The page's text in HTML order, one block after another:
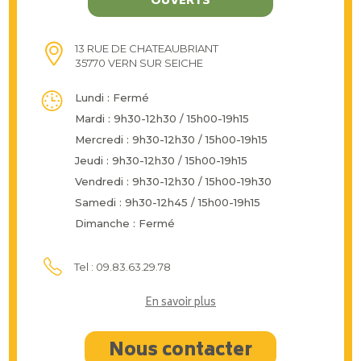
13 RUE DE CHATEAUBRIANT
35770 VERN SUR SEICHE
Lundi : Fermé
Mardi : 9h30-12h30 / 15h00-19h15
Mercredi : 9h30-12h30 / 15h00-19h15
Jeudi : 9h30-12h30 / 15h00-19h15
Vendredi : 9h30-12h30 / 15h00-19h30
Samedi : 9h30-12h45 / 15h00-19h15
Dimanche : Fermé
Tel : 09.83.63.29.78
En savoir plus
Nous contacter